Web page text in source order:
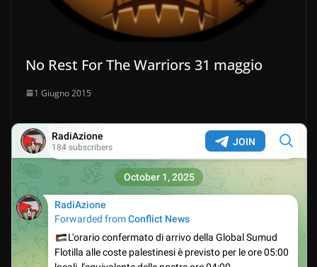
No Rest For The Warriors 31 maggio
1 Giugno 2015